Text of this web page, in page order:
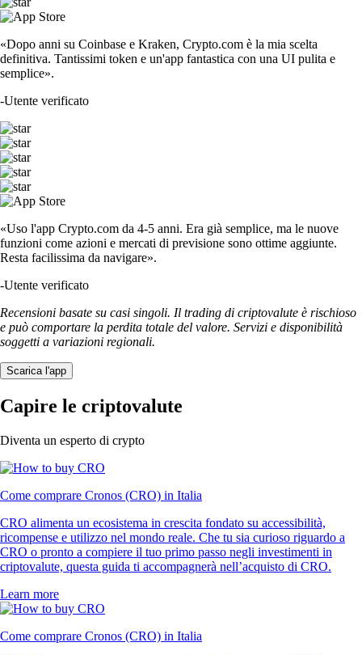
«Dopo anni su Coinbase e Kraken, Crypto.com è la mia scelta
definitiva. Tantissimi token e un'app fantastica con una UI pulita e
semplice».
-Utente verificato
«Uso l'app Crypto.com da 4-5 anni. Era già semplice, ma le nuove
funzioni come azioni e mercati di previsione sono ottime aggiunte.
Resta facilissima da navigare».
-Utente verificato
Recensioni basate su casi singoli. Il trading di criptovalute è rischioso
e può comportare la perdita totale del valore. Servizi e disponibilità
soggetti a variazioni regionali.
Scarica l'app
Capire le criptovalute
Diventa un esperto di crypto
Come comprare Cronos (CRO) in Italia
CRO alimenta un ecosistema in crescita fondato su accessibilità,
ricompense e utilizzo nel mondo reale. Che tu sia curioso riguardo a
CRO o pronto a compiere il tuo primo passo negli investimenti in
criptovalute, questa guida ti accompagnerà nell’acquisto di CRO.
Learn more
Come comprare Cronos (CRO) in Italia